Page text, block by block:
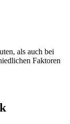
als auch bei
Faktoren